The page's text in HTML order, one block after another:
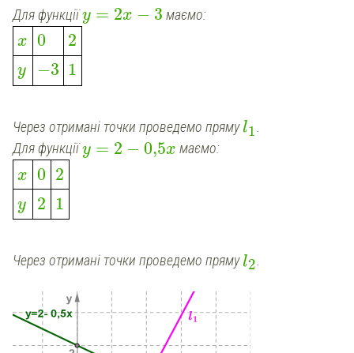
Для функціїy = 2x − 3 маємо:
x
0 2
y −3 1
Через отримані точки проведемо прямуl1
Для функціїy = 2 − 0,5x маємо:
x
0 2
y 2 1
Через отримані точки проведемо прямуl2.